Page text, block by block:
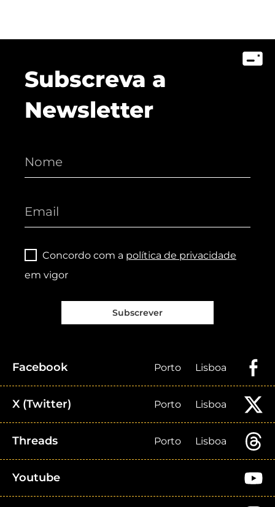
Subscreva a
Newsletter
Concordo com a política de privacidade
em vigor
Subscrever
Facebook Porto Lisboa
X (Twitter) Porto Lisboa
Threads Porto Lisboa
Youtube